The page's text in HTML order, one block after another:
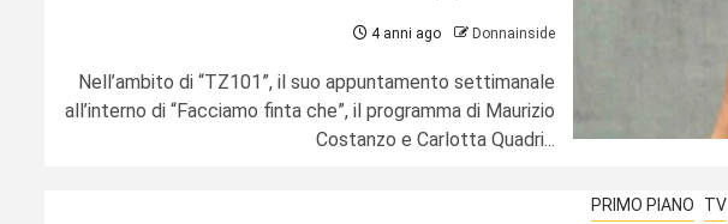
4 anni ago Donnainside
Nell’ambito di “TZ101”, il suo appuntamento settimanale
all’interno di “Facciamo finta che”, il programma di Maurizio
Costanzo e Carlotta Quadri...
PRIMO PIANO TV